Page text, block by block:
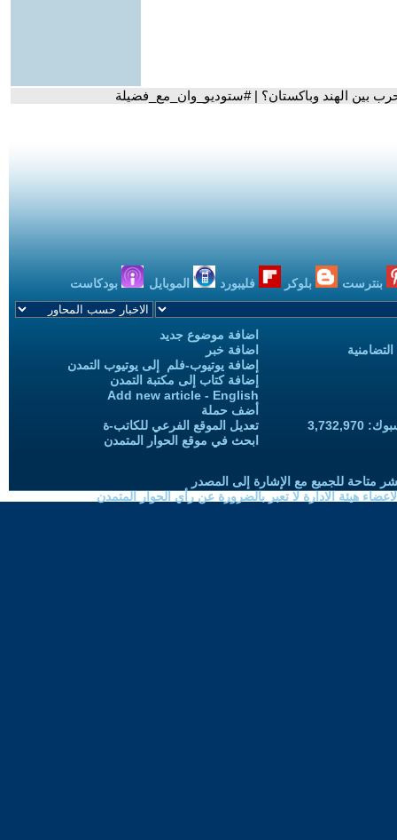
بين الهند وباكستان؟ | #ستوديو_وان_مع_فضيلة
بنترست بلوكر فليبورد الموبايل بودكاست
اضافة موضوع جديد
اضافة خبر
إضافة يوتيوب-فلم إلى يوتيوب التمدن
إضافة كتاب إلى مكتبة التمدن
Add new article - English
أضف حملة
تعديل الموقع الفرعي للكاتب-ة
ابحث في موقع الحوار المتمدن
متاحة للجميع مع الإشارة إلى المصدر
هيئة الادارة لا تعبر بالضرورة عن رأي الحوار المتمدن